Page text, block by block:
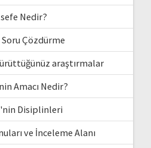
Nedir?
Çözdürme
araştırmalar
Amacı Nedir?
Disiplinleri
ve İnceleme Alanı